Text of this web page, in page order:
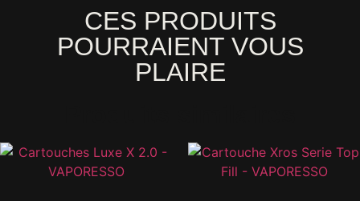
CES PRODUITS
POURRAIENT VOUS
PLAIRE